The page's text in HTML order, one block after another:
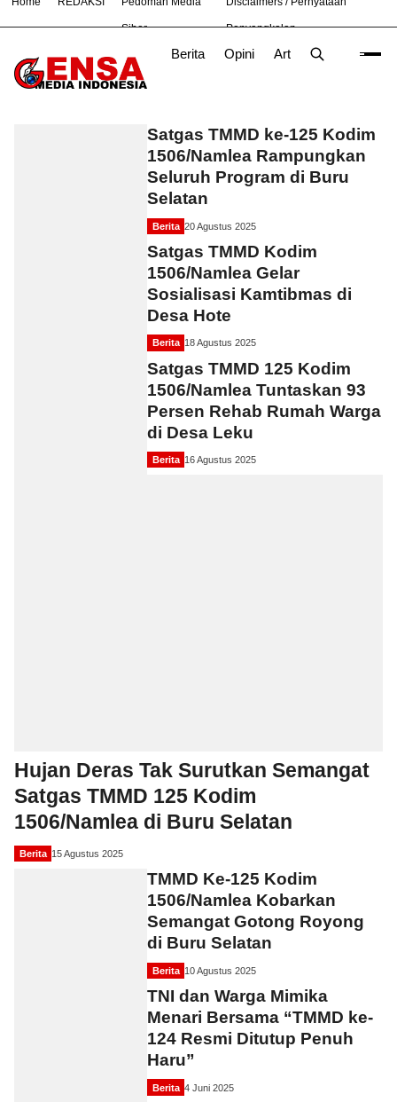
Siber Penyangkalan
Berita Opini Artikel
# Bekasi Nasional News Purwakarta TNI
TMMD
Satgas TMMD ke-125 Kodim
1506/Namlea Rampungkan
Seluruh Program di Buru
Selatan
Berita 20 Agustus 2025
Satgas TMMD Kodim
1506/Namlea Gelar
Sosialisasi Kamtibmas di
Desa Hote
Berita 18 Agustus 2025
Satgas TMMD 125 Kodim
1506/Namlea Tuntaskan 93
Persen Rehab Rumah Warga
di Desa Leku
Berita 16 Agustus 2025
Hujan Deras Tak Surutkan Semangat
Satgas TMMD 125 Kodim
1506/Namlea di Buru Selatan
Berita 15 Agustus 2025
TMMD Ke-125 Kodim
1506/Namlea Kobarkan
Semangat Gotong Royong
di Buru Selatan
Berita 10 Agustus 2025
TNI dan Warga Mimika
Menari Bersama “TMMD ke-
124 Resmi Ditutup Penuh
Haru”
Berita 4 Juni 2025